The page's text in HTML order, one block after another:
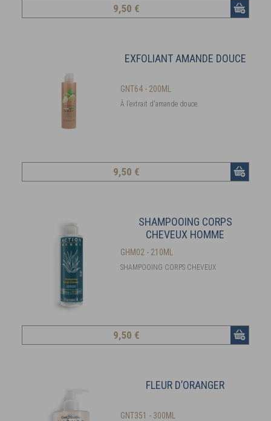
9,50 €
EXFOLIANT AMANDE DOUCE
GNT64 - 200ML
À l’extrait d'amande douce.
9,50 €
SHAMPOOING CORPS
CHEVEUX HOMME
GHM02 - 210ML
SHAMPOOING CORPS CHEVEUX
9,50 €
FLEUR D’ORANGER
GNT351 - 300ML